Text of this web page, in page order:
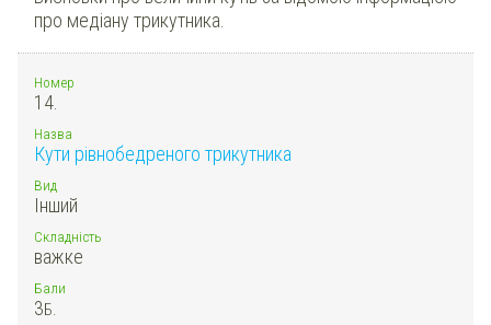
про медіану трикутника.
Номер
14.
Назва
Кути рівнобедреного трикутника
Вид
Інший
Складність
важке
Бали
3Б.